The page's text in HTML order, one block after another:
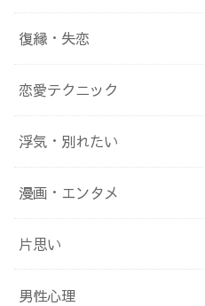
復縁・失恋
恋愛テクニック
浮気・別れたい
漫画・エンタメ
片思い
男性心理